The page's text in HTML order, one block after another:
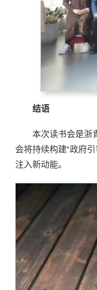
结语
本次读书会是浙
会将持续构建“政府
注入新动能。